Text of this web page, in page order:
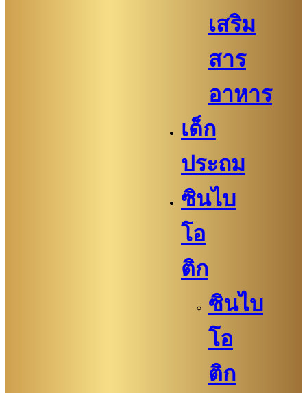
เสริม
สาร
อาหาร
เด็ก
ประถม
ซินไบ
โอ
ติก
ซินไบ
โอ
ติก